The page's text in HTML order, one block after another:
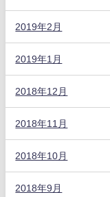
2019年2月
2019年1月
2018年12月
2018年11月
2018年10月
2018年9月